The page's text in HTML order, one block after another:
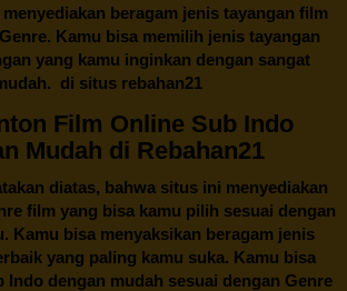
beragam jenis tayangan film
Kamu bisa memilih jenis tayangan
yang kamu inginkan dengan sangat
di situs rebahan21
Film Online Sub Indo
Mudah di Rebahan21
diatas, bahwa situs ini menyediakan
film yang bisa kamu pilih sesuai dengan
Kamu bisa menyaksikan beragam jenis
yang paling kamu suka. Kamu bisa
Indo dengan mudah sesuai dengan Genre